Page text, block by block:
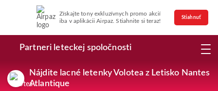
Získajte tony exkluzívnych promo akcií
iba v aplikácii Airpaz. Stiahnite si teraz!
Stiahnuť
Partneri leteckej spoločnosti
Nájdite lacné letenky Volotea z Letisko Nantes
Atlantique